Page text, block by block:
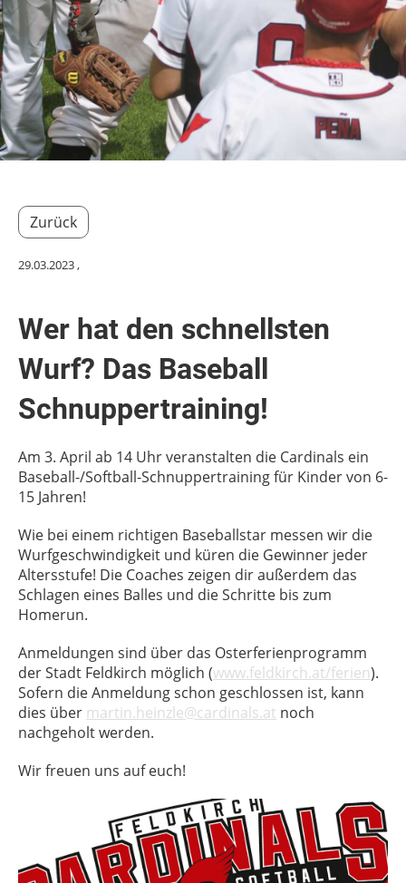
Zurück
29.03.2023,
Wer hat den schnellsten
Wurf? Das Baseball
Schnuppertraining!
Am 3. April ab 14 Uhr veranstalten die Cardinals ein
Baseball-/Softball-Schnuppertraining für Kinder von 6-
15 Jahren!
Wie bei einem richtigen Baseballstar messen wir die
Wurfgeschwindigkeit und küren die Gewinner jeder
Altersstufe! Die Coaches zeigen dir außerdem das
Schlagen eines Balles und die Schritte bis zum
Homerun.
Anmeldungen sind über das Osterferienprogramm
der Stadt Feldkirch möglich (www.feldkirch.at/ferien).
Sofern die Anmeldung schon geschlossen ist, kann
dies über martin.heinzle@cardinals.at noch
nachgeholt werden.
Wir freuen uns auf euch!